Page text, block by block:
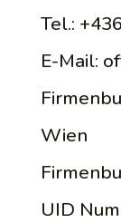
Tel.:
E-Mail:
Wien
UID